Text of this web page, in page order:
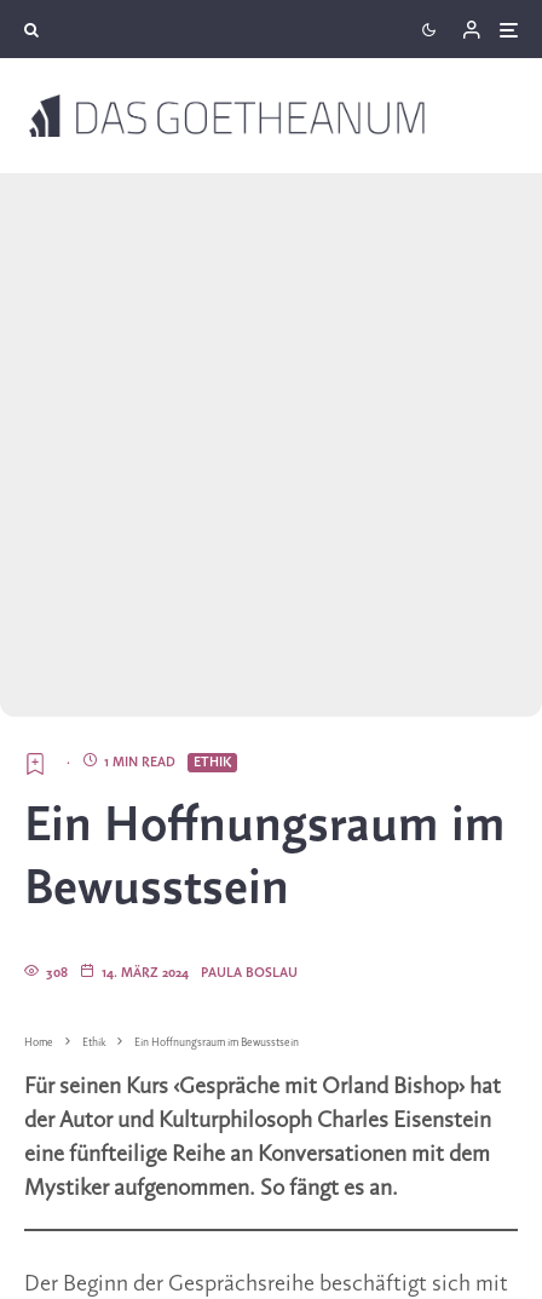
ETHIK
1 MIN READ
·
Ein Hoffnungsraum im
Bewusstsein
PAULA BOSLAU
14. MÄRZ 2024
308
Home Ethik Ein Hoffnungsraum im Bewusstsein
Für seinen Kurs ‹Gespräche mit Orland Bishop› hat
der Autor und Kulturphilosoph Charles Eisenstein
eine fünfteilige Reihe an Konversationen mit dem
Mystiker aufgenommen. So fängt es an.
Der Beginn der Gesprächsreihe beschäftigt sich mit